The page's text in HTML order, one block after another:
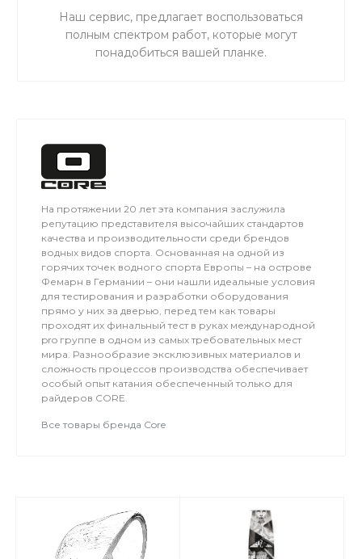
Наш сервис, предлагает воспользоваться
полным спектром работ, которые могут
понадобиться вашей планке.
На протяжении 20 лет эта компания заслужила
репутацию представителя высочайших стандартов
качества и производительности среди брендов
водных видов спорта. Основанная на одной из
горячих точек водного спорта Европы – на острове
Фемарн в Германии – они нашли идеальные условия
для тестирования и разработки оборудования
прямо у них за дверью, перед тем как товары
проходят их финальный тест в руках международной
pro группе в одном из самых требовательных мест
мира. Разнообразие эксклюзивных материалов и
сложность процессов производства обеспечивает
особый опыт катания обеспеченный только для
райдеров CORE.
Все товары бренда Core